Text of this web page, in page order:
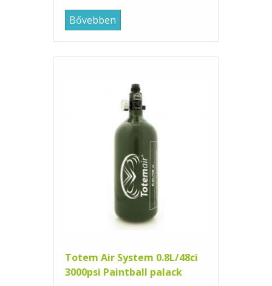
Bővebben
Totem Air System 0.8L/48ci
3000psi Paintball palack